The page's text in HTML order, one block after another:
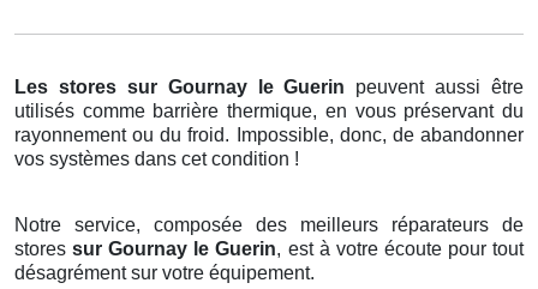
Les stores sur Gournay le Guerin peuvent aussi être
utilisés comme barrière thermique, en vous préservant du
rayonnement ou du froid. Impossible, donc, de abandonner
vos systèmes dans cet condition !
Notre service, composée des meilleurs réparateurs de
storessur Gournay le Guerin, est à votre écoute pour tout
désagrément sur votre équipement.